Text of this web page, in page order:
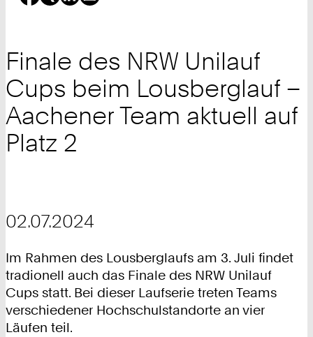
Finale des NRW Unilauf
Cups beim Lousberglauf –
Aachener Team aktuell auf
Platz 2
02.07.2024
Im Rahmen des Lousberglaufs am 3. Juli findet
tradionell auch das Finale des NRW Unilauf
Cups statt. Bei dieser Laufserie treten Teams
verschiedener Hochschulstandorte an vier
Läufen teil.